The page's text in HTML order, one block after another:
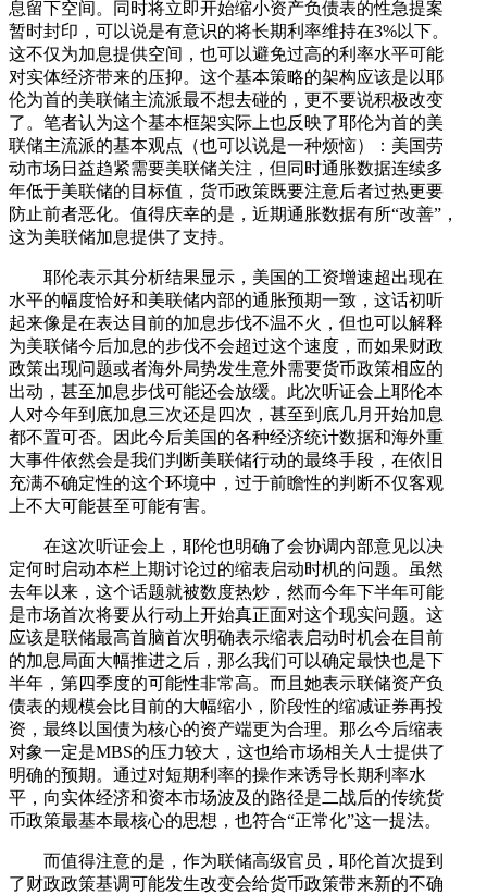
息留下空间。同时将立即开始缩小资产负债表的性急提案
暂时封印，可以说是有意识的将长期利率维持在3%以下。
这不仅为加息提供空间，也可以避免过高的利率水平可能
对实体经济带来的压抑。这个基本策略的架构应该是以耶
伦为首的美联储主流派最不想去碰的，更不要说积极改变
了。笔者认为这个基本框架实际上也反映了耶伦为首的美
联储主流派的基本观点（也可以说是一种烦恼）：美国劳
动市场日益趋紧需要美联储关注，但同时通胀数据连续多
年低于美联储的目标值，货币政策既要注意后者过热更要
防止前者恶化。值得庆幸的是，近期通胀数据有所“改善”，
这为美联储加息提供了支持。
耶伦表示其分析结果显示，美国的工资增速超出现在
水平的幅度恰好和美联储内部的通胀预期一致，这话初听
起来像是在表达目前的加息步伐不温不火，但也可以解释
为美联储今后加息的步伐不会超过这个速度，而如果财政
政策出现问题或者海外局势发生意外需要货币政策相应的
出动，甚至加息步伐可能还会放缓。此次听证会上耶伦本
人对今年到底加息三次还是四次，甚至到底几月开始加息
都不置可否。因此今后美国的各种经济统计数据和海外重
大事件依然会是我们判断美联储行动的最终手段，在依旧
充满不确定性的这个环境中，过于前瞻性的判断不仅客观
上不大可能甚至可能有害。
在这次听证会上，耶伦也明确了会协调内部意见以决
定何时启动本栏上期讨论过的缩表启动时机的问题。虽然
去年以来，这个话题就被数度热炒，然而今年下半年可能
是市场首次将要从行动上开始真正面对这个现实问题。这
应该是联储最高首脑首次明确表示缩表启动时机会在目前
的加息局面大幅推进之后，那么我们可以确定最快也是下
半年，第四季度的可能性非常高。而且她表示联储资产负
债表的规模会比目前的大幅缩小，阶段性的缩减证券再投
资，最终以国债为核心的资产端更为合理。那么今后缩表
对象一定是MBS的压力较大，这也给市场相关人士提供了
明确的预期。通过对短期利率的操作来诱导长期利率水
平，向实体经济和资本市场波及的路径是二战后的传统货
币政策最基本最核心的思想，也符合“正常化”这一提法。
而值得注意的是，作为联储高级官员，耶伦首次提到
了财政政策基调可能发生改变会给货币政策带来新的不确